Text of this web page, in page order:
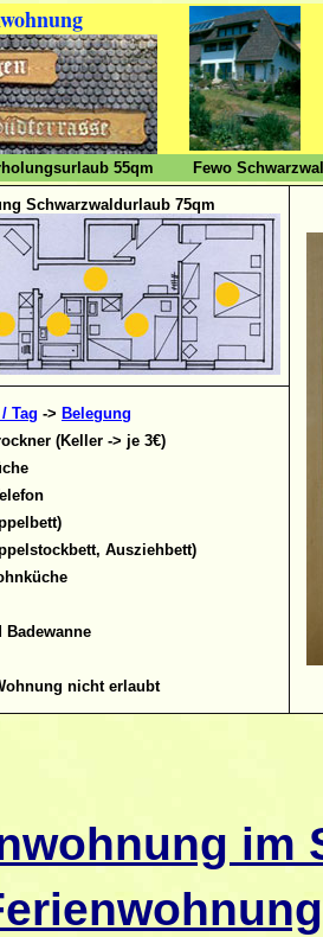
55qm Fewo
Schwarzwaldurlaub 75qm
Tag -> Belegung
(Keller -> je 3€)
Ausziehbett)
nicht erlaubt
im